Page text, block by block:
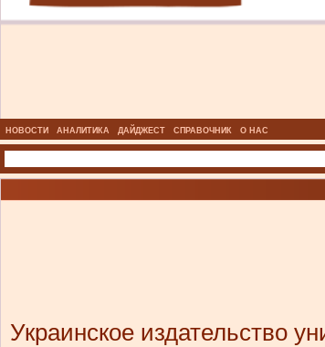
НОВОСТИ АНАЛИТИКА ДАЙДЖЕСТ СПРАВОЧНИК О НАС
Украинское издательство